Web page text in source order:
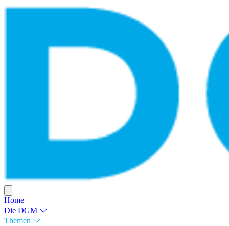
Home
Die DGM
Themen